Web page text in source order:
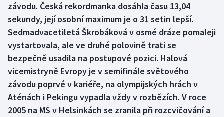
Florbal
Golf
Gymnastika
Házená
závodu. Česká rekordmanka dosáhla času 13,04
sekundy, její osobní maximum je o 31 setin lepší.
Sedmadvacetiletá Škrobáková v osmé dráze pomaleji
vystartovala, ale ve druhé polovině trati se
bezpečně usadila na postupové pozici. Halová
vicemistryně Evropy je v semifinále světového
závodu poprvé v kariéře, na olympijských hrách v
Aténách i Pekingu vypadla vždy v rozbězích. V roce
2005 na MS v Helsinkách se zranila při rozcvičování a